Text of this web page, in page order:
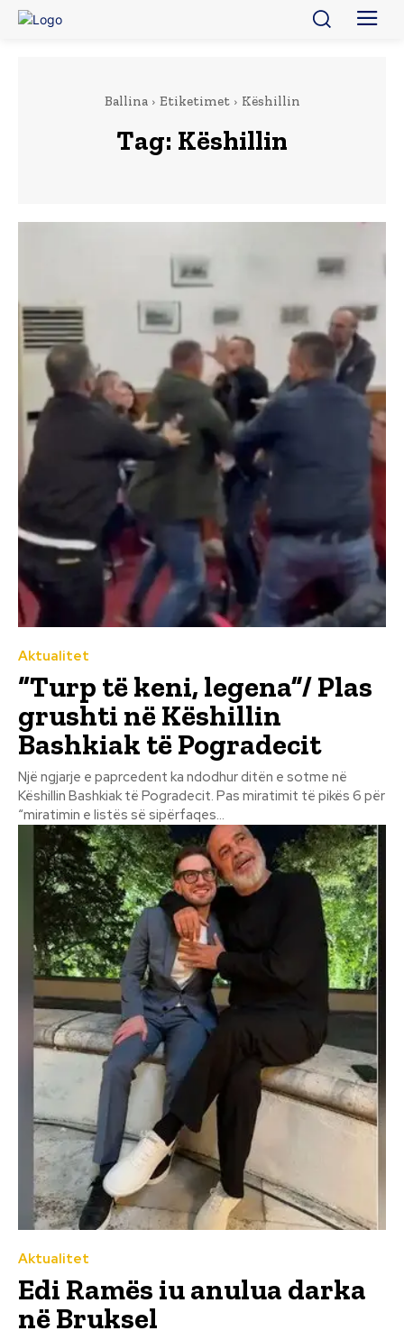
Ballina Etiketimet Këshillin
Tag: Këshillin
Aktualitet
“Turp të keni, legena”/ Plas
grushti në Këshillin
Bashkiak të Pogradecit
Një ngjarje e paprcedent ka ndodhur ditën e sotme në
Këshillin Bashkiak të Pogradecit. Pas miratimit të pikës 6 për
“miratimin e listës së sipërfaqes...
Aktualitet
Edi Ramës iu anulua darka
në Bruksel